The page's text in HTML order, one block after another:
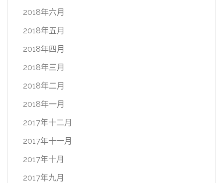
2018年六月
2018年五月
2018年四月
2018年三月
2018年二月
2018年一月
2017年十二月
2017年十一月
2017年十月
2017年九月